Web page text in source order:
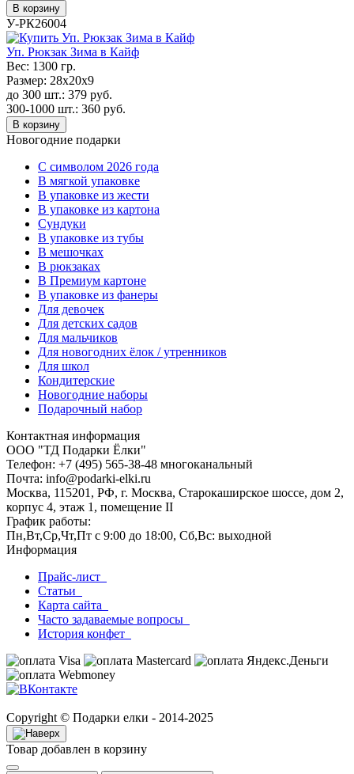
В корзину
У-РК26004
Уп. Рюкзак Зима в Кайф
Вес: 1300 гр.
Размер: 28х20x9
до 300 шт.: 379 руб.
300-1000 шт.: 360 руб.
В корзину
Новогодние подарки
C символом 2026 года
В мягкой упаковке
В упаковке из жести
В упаковке из картона
Сундуки
В упаковке из тубы
В мешочках
В рюкзаках
В Премиум картоне
В упаковке из фанеры
Для девочек
Для детских садов
Для мальчиков
Для новогодних ёлок / утренников
Для школ
Кондитерские
Новогодние наборы
Подарочный набор
Контактная информация
ООО "ТД Подарки Ёлки"
Телефон: +7 (495) 565-38-48 многоканальный
Почта: info@podarki-elki.ru
Москва, 115201, РФ, г. Москва, Старокаширское шоссе, дом 2,
корпус 4, этаж 1, помещение II
График работы:
Пн,Вт,Ср,Чт,Пт с 9:00 до 18:00, Сб,Вс: выходной
Информация
Прайс-лист
Статьи
Карта сайта
Часто задаваемые вопросы
История конфет
Copyright © Подарки елки - 2014-2025
Товар добавлен в корзину